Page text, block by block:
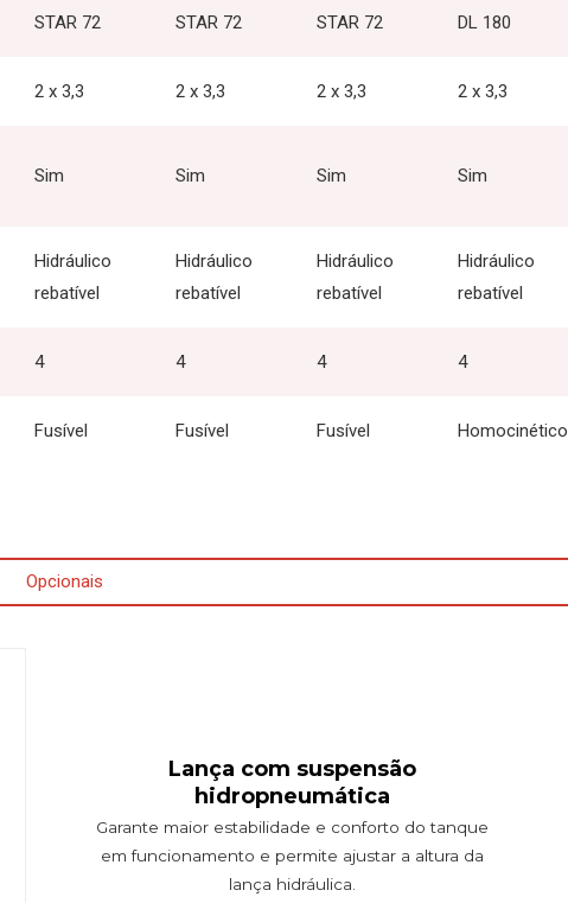
STAR 72 STAR 72 STAR 72 DL 180
2 x 3,3 2 x 3,3 2 x 3,3 2 x 3,3
Sim Sim Sim Sim
Hidráulico
rebatível
Hidráulico
rebatível
Hidráulico
rebatível
Hidráulico
rebatível
4 4 4 4
Fusível Fusível Fusível Homocinético
Opcionais
Lança com suspensão
hidropneumática
Garante maior estabilidade e conforto do tanque
em funcionamento e permite ajustar a altura da
lança hidráulica.